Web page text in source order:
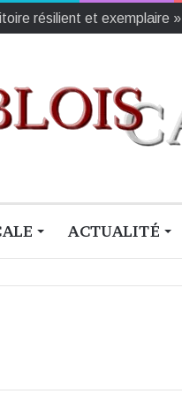
résilient et exemplaire »
ACTUALITÉ